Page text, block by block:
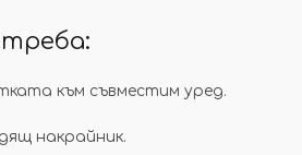
към съвместим уред.
накрайник.